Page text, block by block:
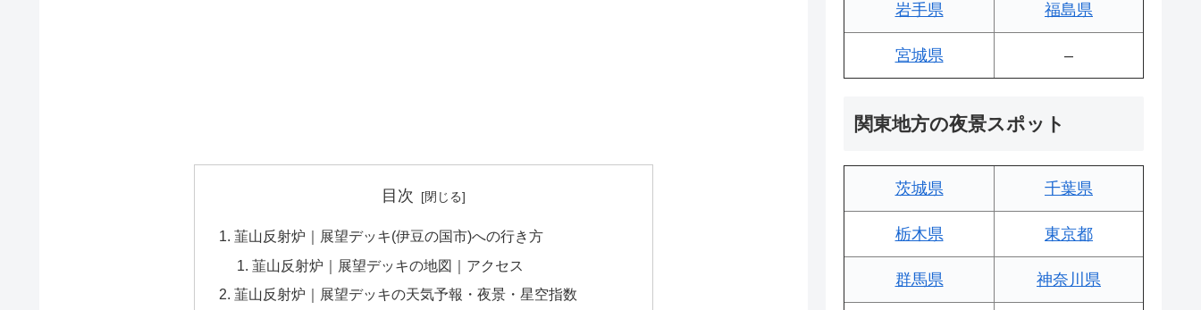
目次
韮山反射炉｜展望デッキ(伊豆の国市)への行き方
韮山反射炉｜展望デッキの地図｜アクセス
韮山反射炉｜展望デッキの天気予報・夜景・星空指数
岩手県 福島県
宮城県 –
関東地方の夜景スポット
茨城県 千葉県
栃木県 東京都
群馬県 神奈川県